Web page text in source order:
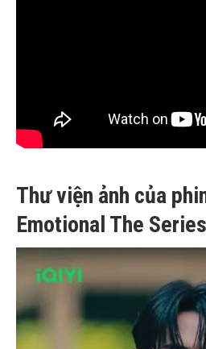
Thư viện ảnh của
Emotional The Series